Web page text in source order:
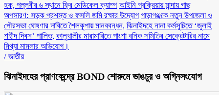
হক, পল্লবীর ৬ স্থানে ফ্রি মেডিকেল ক্যাম্প আইনি প্রক্রিয়ায় মান্দায় গাছ
অপসারণ: সড়ক প্রশস্ত ও ফসলি জমি রক্ষার উদ্যোগ গাড়াগঞ্জকে নতুন উপজেলা ও
পৌরসভা ঘোষণার দাবিতে শৈলকূপায় মানববন্ধন, ঝিনাইদহে নানা কর্মসূচিতে ‘জুলাই
শহীদ দিবস’ পালিত, কালুখালীর মারামারিতে পাংশা বনিক সমিতির সেক্রেটারির নামে
মিথ্যা মামলার অভিযোগ।
/ জাতীয়
ঝিনাইদহের প্রাণকেন্দ্রে BOND শোরুমে ভাঙচুর ও অগ্নিসংযোগ